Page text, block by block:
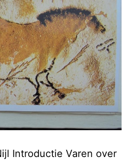
Introductie Varen over